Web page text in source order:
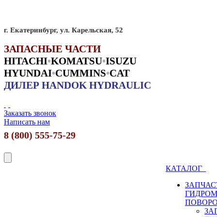
г. Екатеринбург, ул. Карельская, 52
ЗАПАСНЫЕ ЧАСТИ
HITACHI•KOMATSU•ISUZU
HYUNDAI•CUMMINS•CAT
ДИЛЕР HANDOK HYDRAULIC
Заказать звонок
Написать нам
8 (800) 555-75-29
КАТАЛОГ